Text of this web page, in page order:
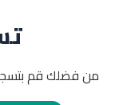
من فضلك قم